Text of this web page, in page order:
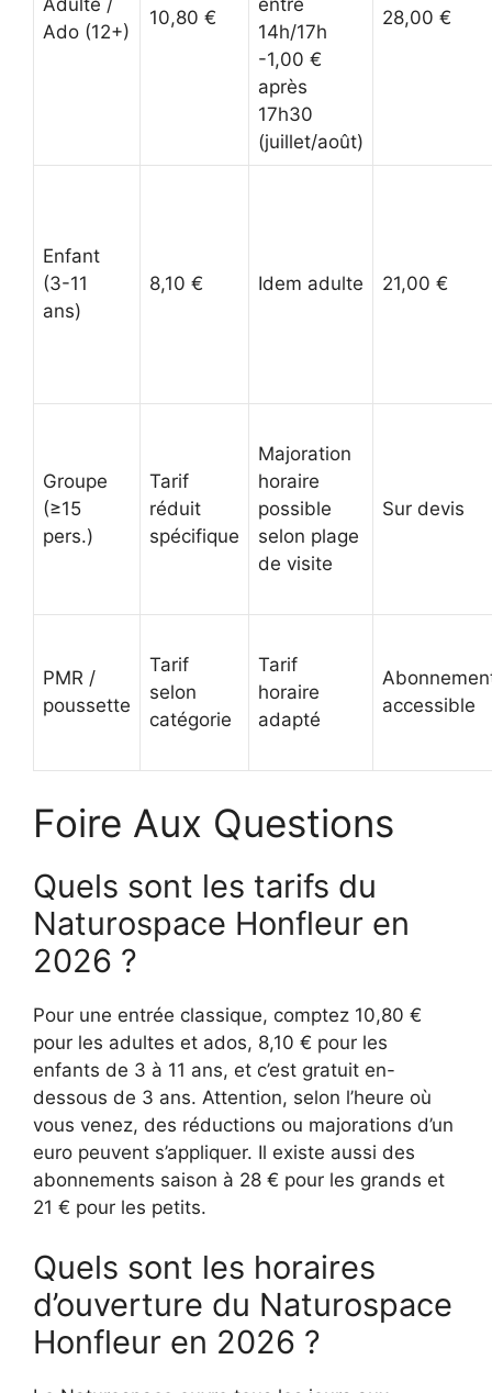
Adulte /
Ado (12+)
10,80 €
entre
14h/17h
-1,00 €
après
17h30
(juillet/août)
28,00 €
Enfant
(3-11
ans)
8,10 € Idem adulte 21,00 €
Groupe
(≥15
pers.)
Tarif
réduit
spécifique
Majoration
horaire
possible
selon plage
de visite
Sur devis
PMR /
poussette
Tarif
selon
catégorie
Tarif
horaire
adapté
accessible
Foire Aux Questions
Quels sont les tarifs du
Naturospace Honfleur en
2026 ?
Pour une entrée classique, comptez 10,80 €
pour les adultes et ados, 8,10 € pour les
enfants de 3 à 11 ans, et c’est gratuit en-
dessous de 3 ans. Attention, selon l’heure où
vous venez, des réductions ou majorations d’un
euro peuvent s’appliquer. Il existe aussi des
abonnements saison à 28 € pour les grands et
21 € pour les petits.
Quels sont les horaires
d’ouverture du Naturospace
Honfleur en 2026 ?